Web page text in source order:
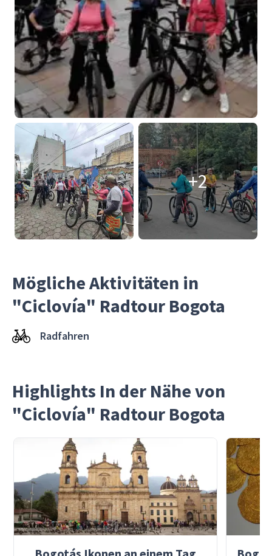
+2
Mögliche Aktivitäten in
"Ciclovía" Radtour Bogota
Radfahren
Highlights In der Nähe von
"Ciclovía" Radtour Bogota